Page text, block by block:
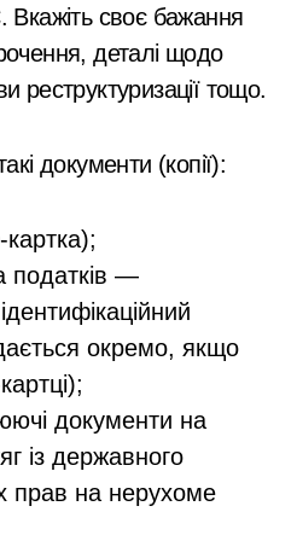
Вкажіть своє бажання
деталі щодо
реструктуризації тощо.
документи (копії):
податків —
окремо, якщо
документи на
із державного
прав на нерухоме